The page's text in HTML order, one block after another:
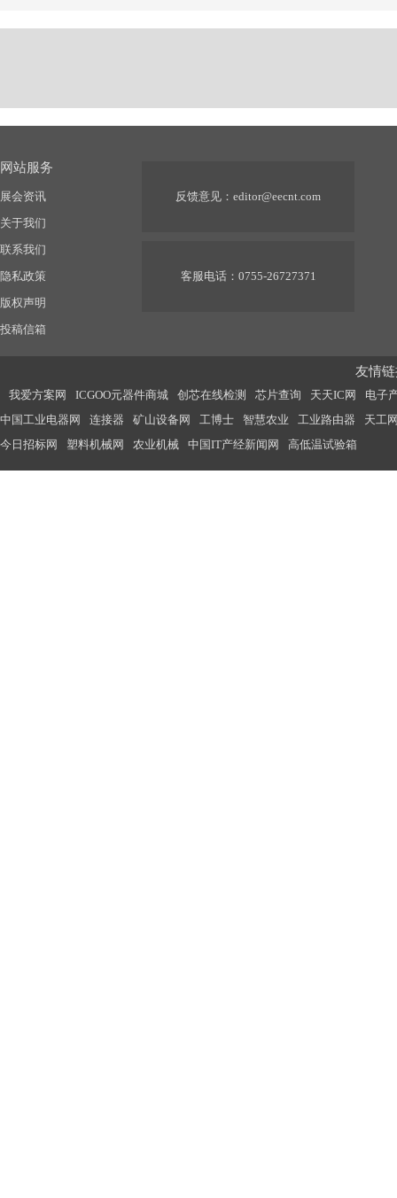
网站服务
展会资讯
关于我们
联系我们
隐私政策
版权声明
投稿信箱
反馈意见： editor@eecnt.com
客服电话：0755-26727371
友情
我爱方案网 ICGOO元器件商城 创芯在线检测 芯片查询 天天IC网
电子
中国工业电器网
连接器 矿山设备网 工博士 智慧农业 工业路由器
天工
今日招标网
塑料机械网 农业机械 中国IT产经新闻网 高低温试验箱